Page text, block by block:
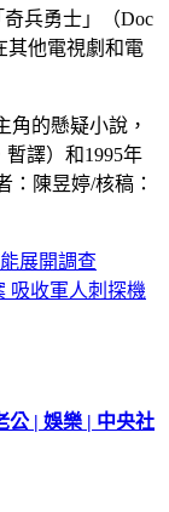
兵勇士」（Doc
其他電視劇和電
角的懸疑小說，
暫譯）和1995年
：陳昱婷/核稿：
展開調查
吸收軍人刺探機
公 | 娛樂 | 中央社